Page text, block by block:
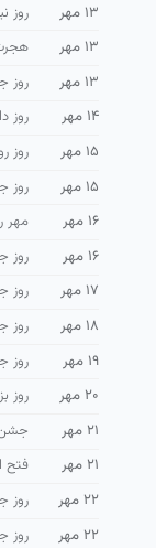
۱۳ مهر
روز
۱۳ مهر
هجرت
۱۳ مهر
روز
۱۴ مهر
روز
۱۵ مهر
روز
۱۵ مهر
روز
۱۶ مهر
مهر
۱۶ مهر
روز
۱۷ مهر
روز
۱۸ مهر
روز
۱۹ مهر
روز
۲۰ مهر
روز
۲۱ مهر
جشن
۲۱ مهر
فتح
۲۲ مهر
روز
۲۲ مهر
روز